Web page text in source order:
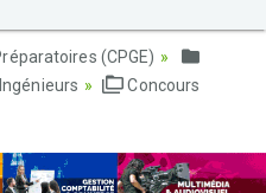
(CPGE)
Concours